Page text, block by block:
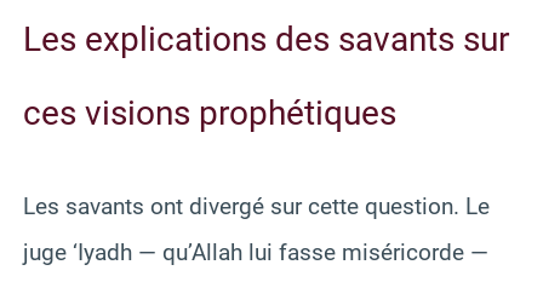
Les explications des savants sur
ces visions prophétiques
Les savants ont divergé sur cette question. Le
juge ‘Iyadh — qu’Allah lui fasse miséricorde —